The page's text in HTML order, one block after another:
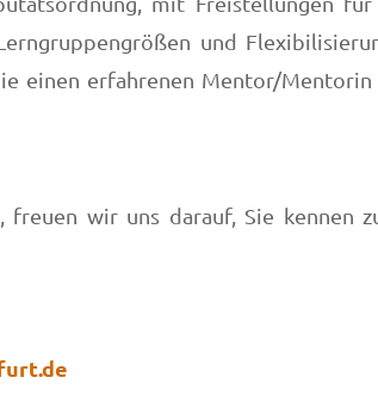
und
einen erfahrenen Mentor/
wir uns darauf, Sie kennen